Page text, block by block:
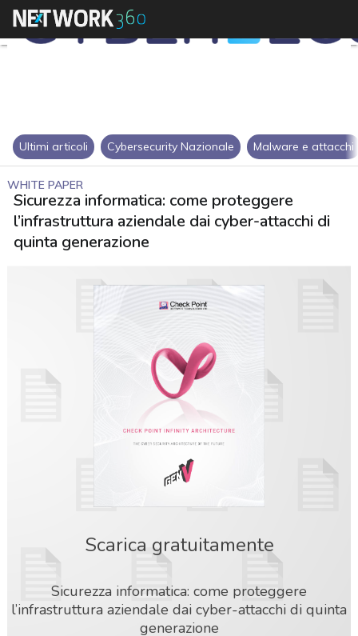
Ultimi articoli Cybersecurity Nazionale Malware e attacchi
WHITE PAPER
Sicurezza informatica: come proteggere
l’infrastruttura aziendale dai cyber-attacchi di
quinta generazione
Scarica gratuitamente
Sicurezza informatica: come proteggere
l’infrastruttura aziendale dai cyber-attacchi di quinta
generazione